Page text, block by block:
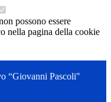
possono essere
nella pagina della cookie
“Giovanni Pascoli"